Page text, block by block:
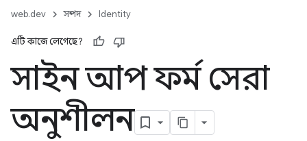
web.dev সম্পদ Identity
এটি কাজে লেগেছে?
সাইন আপ ফর্ম সেরা
অনুশীলন